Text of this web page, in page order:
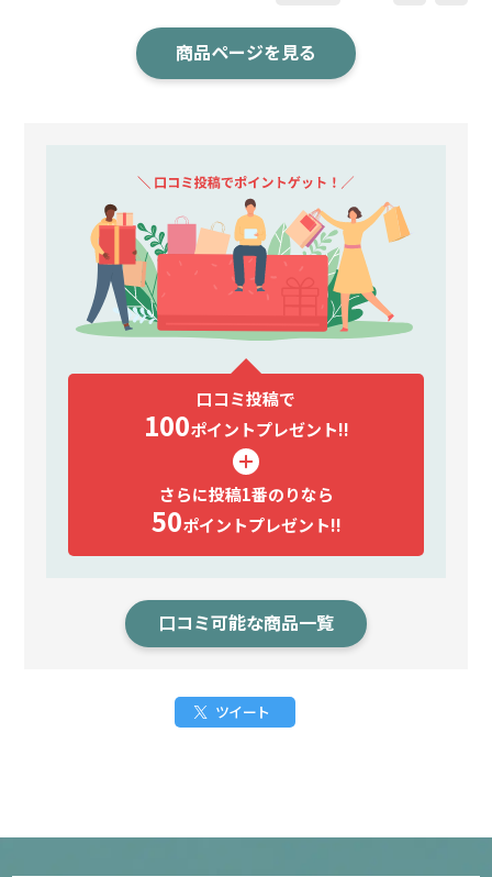
商品ページを見る
口コミ投稿で
100ポイントプレゼント!!
さらに投稿1番のりなら
50ポイントプレゼント!!
口コミ可能な商品一覧
ツイート